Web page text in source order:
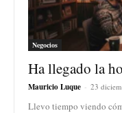
Negocios
Ha llegado la
Mauricio Luque - 23
Llevo tiempo viendo